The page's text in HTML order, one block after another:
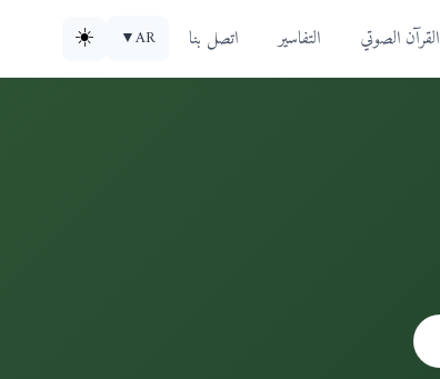
القرآن الصوتي التفاسير اتصل بنا AR
▼
☀️